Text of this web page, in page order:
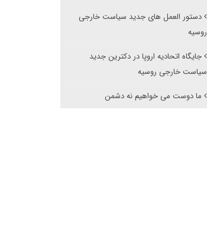
دستور العمل های جدید سیاست خارجی
روسیه
جایگاه اتحادیه اروپا در دکترین جدید
سیاست خارجی روسیه
ما دوست می خواهیم نه دشمن